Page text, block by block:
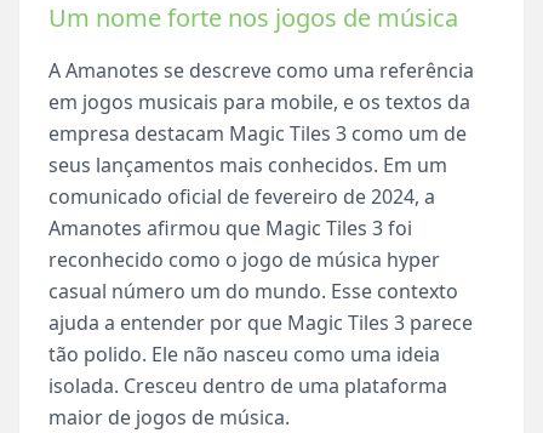
Um nome forte nos jogos de música
A Amanotes se descreve como uma referência
em jogos musicais para mobile, e os textos da
empresa destacam Magic Tiles 3 como um de
seus lançamentos mais conhecidos. Em um
comunicado oficial de fevereiro de 2024, a
Amanotes afirmou que Magic Tiles 3 foi
reconhecido como o jogo de música hyper
casual número um do mundo. Esse contexto
ajuda a entender por que Magic Tiles 3 parece
tão polido. Ele não nasceu como uma ideia
isolada. Cresceu dentro de uma plataforma
maior de jogos de música.